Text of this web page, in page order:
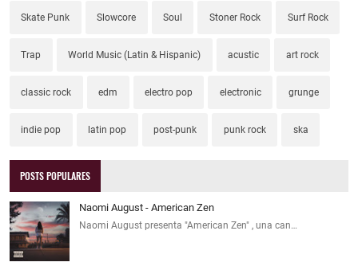
Skate Punk Slowcore Soul Stoner Rock Surf Rock
Trap World Music (Latin & Hispanic) acustic art rock
classic rock edm electro pop electronic grunge
indie pop latin pop post-punk punk rock ska
POSTS POPULARES
Naomi August - American Zen
Naomi August presenta "American Zen" , una can…